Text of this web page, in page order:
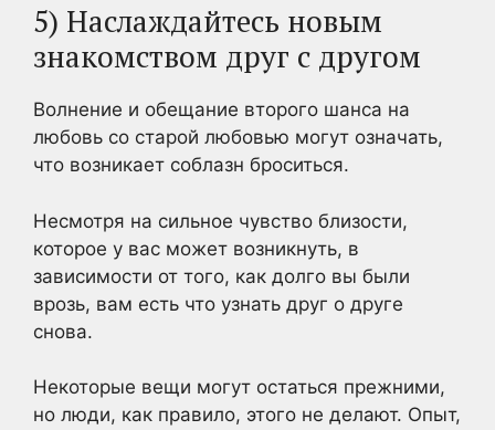
5) Наслаждайтесь новым
знакомством друг с другом
Волнение и обещание второго шанса на
любовь со старой любовью могут означать,
что возникает соблазн броситься.
Несмотря на сильное чувство близости,
которое у вас может возникнуть, в
зависимости от того, как долго вы были
врозь, вам есть что узнать друг о друге
снова.
Некоторые вещи могут остаться прежними,
но люди, как правило, этого не делают. Опыт,